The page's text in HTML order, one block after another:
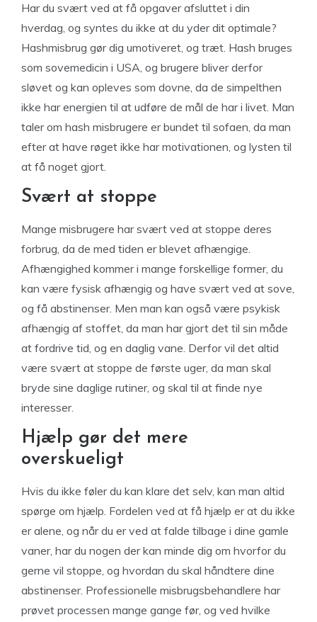
Har du svært ved at få opgaver afsluttet i din
hverdag, og syntes du ikke at du yder dit optimale?
Hashmisbrug gør dig umotiveret, og træt. Hash bruges
som sovemedicin i USA, og brugere bliver derfor
sløvet og kan opleves som dovne, da de simpelthen
ikke har energien til at udføre de mål de har i livet. Man
taler om hash misbrugere er bundet til sofaen, da man
efter at have røget ikke har motivationen, og lysten til
at få noget gjort.
Svært at stoppe
Mange misbrugere har svært ved at stoppe deres
forbrug, da de med tiden er blevet afhængige.
Afhængighed kommer i mange forskellige former, du
kan være fysisk afhængig og have svært ved at sove,
og få abstinenser. Men man kan også være psykisk
afhængig af stoffet, da man har gjort det til sin måde
at fordrive tid, og en daglig vane. Derfor vil det altid
være svært at stoppe de første uger, da man skal
bryde sine daglige rutiner, og skal til at finde nye
interesser.
Hjælp gør det mere
overskueligt
Hvis du ikke føler du kan klare det selv, kan man altid
spørge om hjælp. Fordelen ved at få hjælp er at du ikke
er alene, og når du er ved at falde tilbage i dine gamle
vaner, har du nogen der kan minde dig om hvorfor du
gerne vil stoppe, og hvordan du skal håndtere dine
abstinenser. Professionelle misbrugsbehandlere har
prøvet processen mange gange før, og ved hvilke